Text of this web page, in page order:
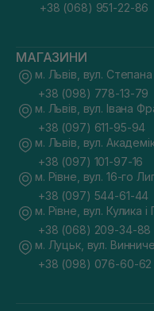
+38 (068) 951-22-86
МАГАЗИНИ
м. Львів, вул.
+38 (098) 778-13-79
м. Львів, вул. Івана
+38 (097) 611-95-94
м. Львів, вул.
+38 (097) 101-97-16
м. Рівне, вул. 16-го
+38 (097) 544-61-44
м. Рівне, вул. Кулика
+38 (068) 209-34-88
м. Луцьк, вул.
+38 (098) 076-60-62